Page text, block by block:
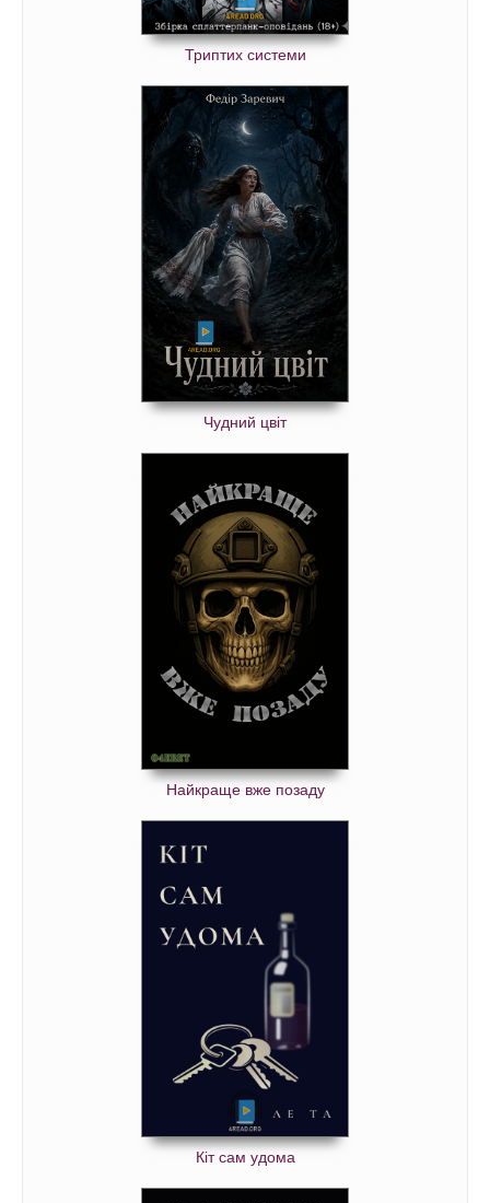
Триптих системи
Чудний цвіт
Найкраще вже позаду
Кіт сам удома